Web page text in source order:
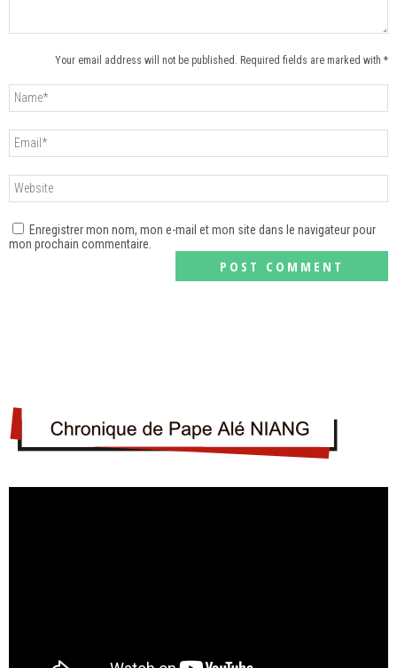
Your email address will not be published. Required fields are marked with *
Enregistrer mon nom, mon e-mail et mon site dans le navigateur pour
mon prochain commentaire.